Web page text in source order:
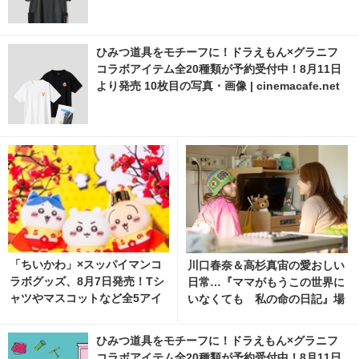
ひみつ道具をモチーフに！ドラえもん×グラニフ
コラボアイテム全20種類が予約受付中！8月11日
より発売 10枚目の写真・画像 | cinemacafe.net
「ちいかわ」×スッパイマンコ
ラボグッズ、8月7日発売！Tシ
ャツやマスコットなど全5アイ
川口春奈＆高杉真宙の愛おしい
日常…『ママがもうこの世界に
いなくても 私の命の日記』場
ひみつ道具をモチーフに！ドラえもん×グラニフ